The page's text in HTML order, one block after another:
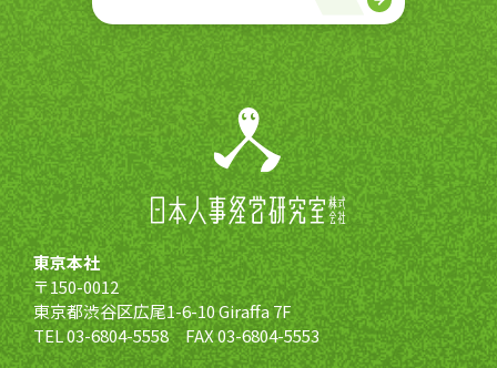
東京本社
〒150-0012
東京都渋谷区広尾1-6-10 Giraffa 7F
TEL 03-6804-5558 FAX 03-6804-5553